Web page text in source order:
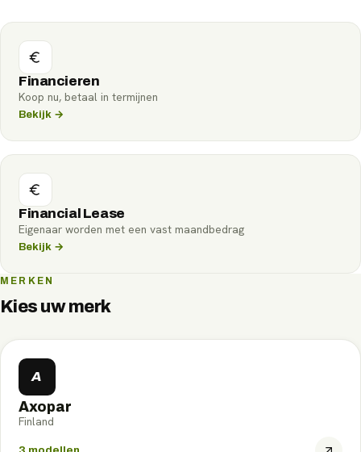
Financieren
Koop nu, betaal in termijnen
Bekijk →
Financial Lease
Eigenaar worden met een vast maandbedrag
Bekijk →
MERKEN
Kies uw merk
A
Axopar
Finland